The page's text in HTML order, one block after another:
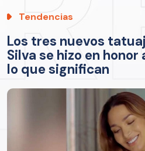
Tendencias
Los tres nuevos
Silva se hizo en honor
lo que significan